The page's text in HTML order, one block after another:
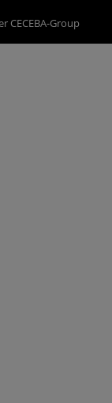
CECEBA-Group